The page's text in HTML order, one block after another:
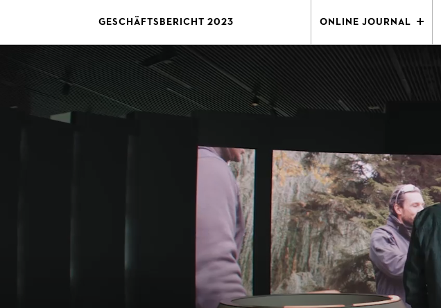
GESCHÄFTSBERICHT 2023 ONLINE JOURNAL